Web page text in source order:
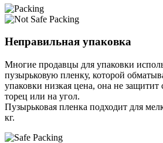
Неправильная упаковка
Многие продавцы для упаковки
пузырьковую пленку, которой
упаковки низкая цена, она не защитит
торец или на угол.
Пузырьковая пленка подходит для
кг.